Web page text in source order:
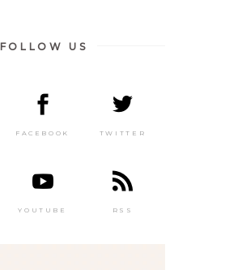
FOLLOW US
FACEBOOK TWITTER
YOUTUBE RSS